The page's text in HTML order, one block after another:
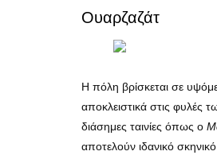
Ουαρζαζάτ
Η πόλη βρίσκεται σε
αποκλειστικά στις φυλές
διάσημες ταινίες όπως ο
αποτελούν ιδανικό σκηνικό